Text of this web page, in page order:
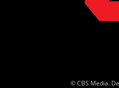
© CBS Media.